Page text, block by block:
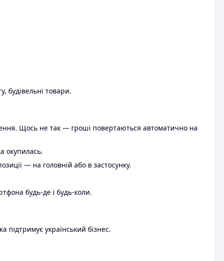
будівельні товари.
Щось не так — гроші повертаються автоматично на
окупилась.
— на головній або в застосунку.
будь-де і будь-коли.
підтримує український бізнес.